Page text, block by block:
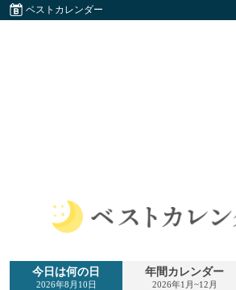
ベストカレンダー
ト
カ
今日は何の日
2026年8月10日
年間カレンダー
2026年1月~12月